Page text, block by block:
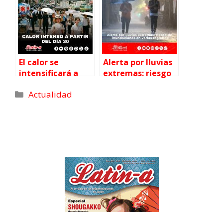
de vinos y aceites
de oliva
El calor se
intensificará a
Preste atención a
tiempo para las
próximas dos
Alerta por lluvias
extremas: riesgo
Actualidad